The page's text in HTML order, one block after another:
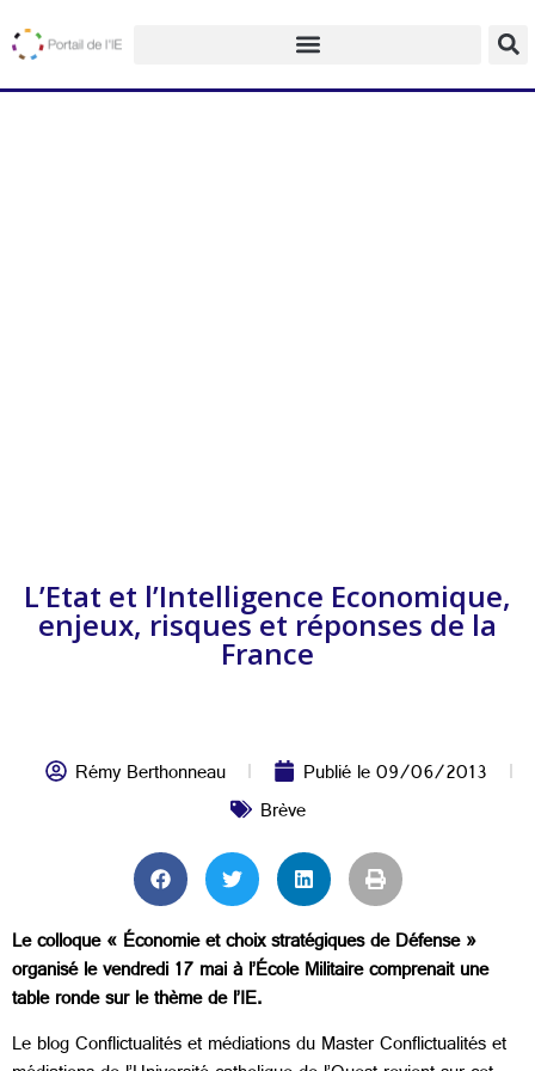
L’Etat et l’Intelligence Economique,
enjeux, risques et réponses de la
France
Rémy Berthonneau Publié le09/06/2013
Brève
Le colloque « Économie et choix stratégiques de Défense »
organisé le vendredi 17 mai à l’École Militaire comprenait une
table ronde sur le thème de l’IE.
Le blog Conflictualités et médiations du Master Conflictualités et